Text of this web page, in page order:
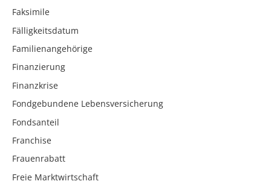
Faksimile
Fälligkeitsdatum
Familienangehörige
Finanzierung
Finanzkrise
Fondgebundene Lebensversicherung
Fondsanteil
Franchise
Frauenrabatt
Freie Marktwirtschaft